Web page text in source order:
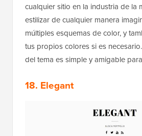
cualquier sitio en la industria de la
estilizar de cualquier manera
múltiples esquemas de color, y
tus propios colores si es
del tema es simple y amigable
18. Elegant